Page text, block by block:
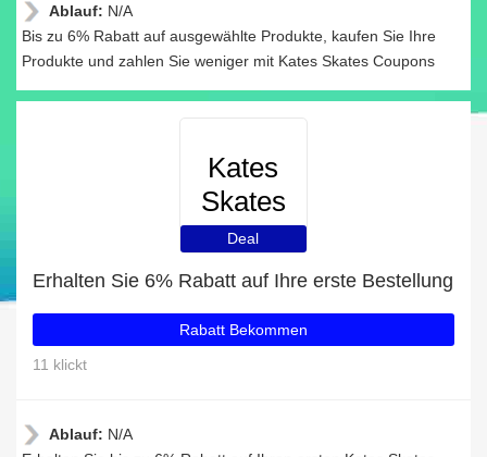
Ablauf: N/A
Bis zu 6% Rabatt auf ausgewählte Produkte, kaufen Sie Ihre
Produkte und zahlen Sie weniger mit Kates Skates Coupons
Kates
Skates
Deal
Erhalten Sie 6% Rabatt auf Ihre erste Bestellung
Rabatt Bekommen
11 klickt
Ablauf: N/A